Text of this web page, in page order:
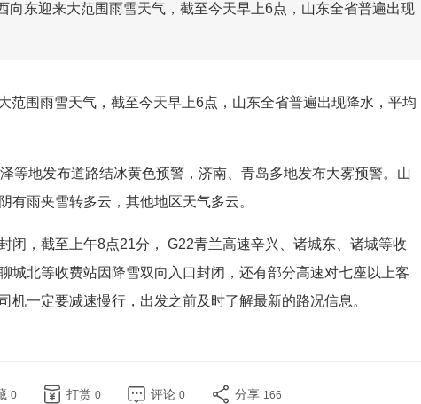
东迎来大范围雨雪天气，截至今天早上6点，山东全省普遍出现
围雨雪天气，截至今天早上6点，山东全省普遍出现降水，平均
等地发布道路结冰黄色预警，济南、青岛多地发布大雾预警。山
有雨夹雪转多云，其他地区天气多云。
闭，截至上午8点21分， G22青兰高速辛兴、诸城东、诸城等收
城北等收费站因降雪双向入口封闭，还有部分高速对七座以上客
一定要减速慢行，出发之前及时了解最新的路况信息。
0 打赏 0 评论 0 分享 166